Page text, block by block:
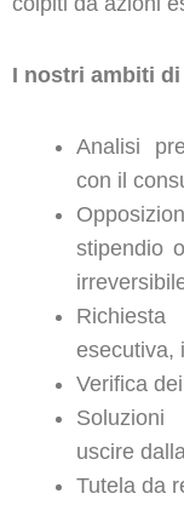
I nostri ambiti
Analisi
con il
stipendio
esecutiva,
Verifica
Soluzioni
uscire
Tutela da